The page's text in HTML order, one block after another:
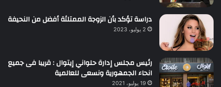
دراسة تؤكد بأن الزوجة الممتلئة أفضل من النحيفة
2 يوليو، 2023
رئيس مجلس إدارة حلواني إيتوال : قريبا فى جميع
انحاء الجمهورية ونسعى للعالمية
19 يوليو، 2021